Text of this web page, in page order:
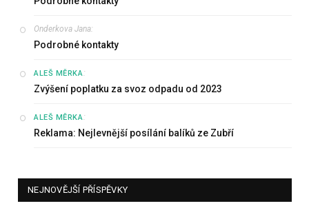
Onderkova Jana:
Podrobné kontakty
ALEŠ MĚRKA:
Zvýšení poplatku za svoz odpadu od 2023
ALEŠ MĚRKA:
Reklama: Nejlevnější posílání balíků ze Zubří
NEJNOVĚJŠÍ PŘÍSPĚVKY